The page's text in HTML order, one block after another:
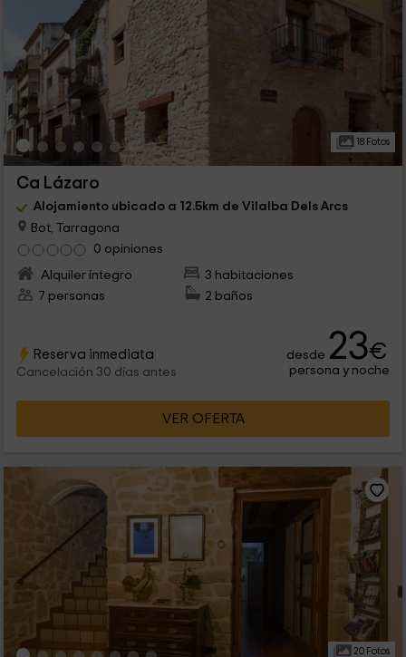
18 Fotos
Ca Lázaro
Alojamiento ubicado a 12.5km de Vilalba Dels Arcs
Bot, Tarragona
0 opiniones
Alquiler íntegro
3 habitaciones
7 personas
2 baños
Reserva inmediata
Cancelación 30 días antes
desde 23€
persona y noche
VER OFERTA
20 Fotos